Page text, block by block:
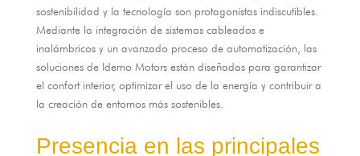
sostenibilidad y la tecnología son protagonistas indiscutibles.
Mediante la integración de sistemas cableados e
inalámbricos y un avanzado proceso de automatización, las
soluciones de Idemo Motors están diseñadas para garantizar
el confort interior, optimizar el uso de la energía y contribuir a
la creación de entornos más sostenibles.
Presencia en las principales